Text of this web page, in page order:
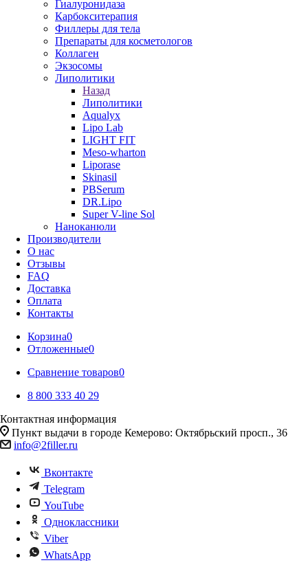
Гиалуронидаза
Карбокситерапия
Филлеры для тела
Препараты для косметологов
Коллаген
Экзосомы
Липолитики
Назад
Липолитики
Aqualyx
Lipo Lab
LIGHT FIT
Meso-wharton
Liporase
Skinasil
PBSerum
DR.Lipo
Super V-line Sol
Наноканюли
Производители
О нас
Отзывы
FAQ
Доставка
Оплата
Контакты
Корзина0
Отложенные0
Сравнение товаров0
8 800 333 40 29
Контактная информация
Пункт выдачи в городе Кемерово: Октябрьский просп., 36
info@2filler.ru
Вконтакте
Telegram
YouTube
Одноклассники
Viber
WhatsApp